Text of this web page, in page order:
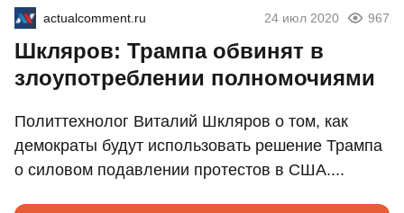
actualcomment.ru 24 июл 2020 967
Шкляров: Трампа обвинят в
злоупотреблении полномочиями
Политтехнолог Виталий Шкляров о том, как
демократы будут использовать решение Трампа
о силовом подавлении протестов в США....